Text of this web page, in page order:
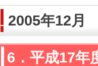
2005年12月
6．平成17年